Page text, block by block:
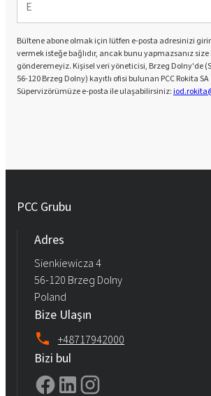
Bültene abone olmak için lütfen e-posta adresinizi
vermek isteğe bağlıdır, ancak bunu yapmazsanız
gönderemeyiz. Kişisel veri yöneticisi, Brzeg Dolny'de
56-120 Brzeg Dolny) kayıtlı ofisi bulunan PCC Rokita
Süpervizörümüze e-posta ile ulaşabilirsiniz:
PCC Grubu
Adres
Sienkiewicza 4
56-120 Brzeg Dolny
Poland
Bize Ulaşın
+48717942000
Bizi bul